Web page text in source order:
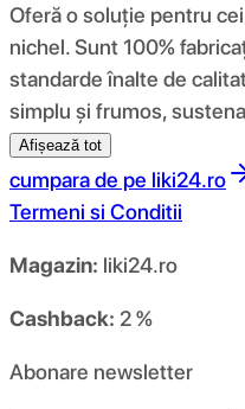
Oferă o soluție pentru
nichel. Sunt 100%
standarde înalte de
simplu și frumos,
Afișează tot
cumpara de pe liki24.ro
Termeni si Conditii
Magazin: liki24.ro
Cashback: 2 %
Abonare newsletter